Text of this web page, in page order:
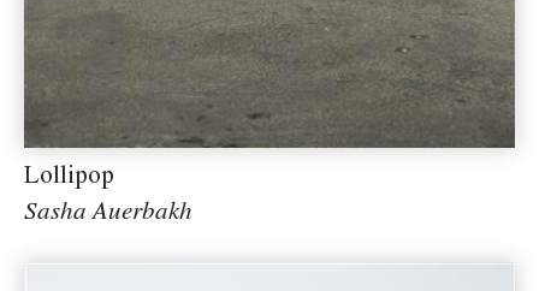
Lollipop
Sasha Auerbakh